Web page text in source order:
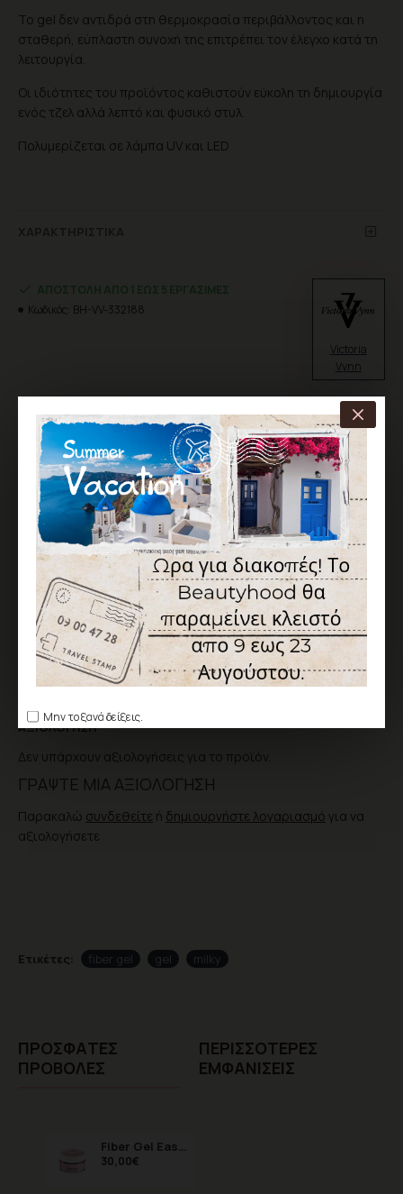
Μην το ξανά δείξεις.
Το gel δεν αντιδρά στη θερμοκρασία περιβάλλοντος και η
σταθερή, εύπλαστη συνοχή της επιτρέπει τον έλεγχο κατά τη
λειτουργία.
Οι ιδιότητες του προϊόντος καθιστούν εύκολη τη δημιουργία
ενός τζελ αλλά λεπτό και φυσικό στυλ.
Πολυμερίζεται σε λάμπα UV και LED
Σύμφωνα με 0 αξιολογήσεις. - Γράψτε μια αξιολόγηση
30,00€
Χωρίς ΦΠΑ: 24,19€
ΑΠΟΣΤΟΛΉ ΑΠΌ 1 ΈΩΣ 5 ΕΡΓΆΣΙΜΕΣ
Κωδικός: BH-VV-332188
Victoria
Vynn
ΚΑΛΆΘΙ
ΑΓΟΡΆ
ΕΠΙΘΥΜΗΤΌ ΣΎΓΚΡΙΣΗ
ΑΞΙΟΛΌΓΗΣΗ
Δεν υπάρχουν αξιολογήσεις για το προϊόν.
ΓΡΆΨΤΕ ΜΙΑ ΑΞΙΟΛΌΓΗΣΗ
Παρακαλώ συνδεθείτε ή δημιουργήστε λογαριασμό για να
αξιολογήσετε
Ετικέτες: fiber gel gel milky
ΠΡΌΣΦΑTΕΣ
ΠΡΟΒΟΛΈΣ
ΠΕΡΙΣΣΌΤΕΡΕΣ
ΕΜΦΑΝΊΣΕΙΣ
Fiber Gel Easy Sparkle Pink 50ml
30,00€